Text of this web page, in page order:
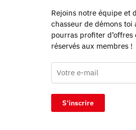
Rejoins notre équipe et
chasseur de démons toi
pourras profiter d’offres
réservés aux membres !